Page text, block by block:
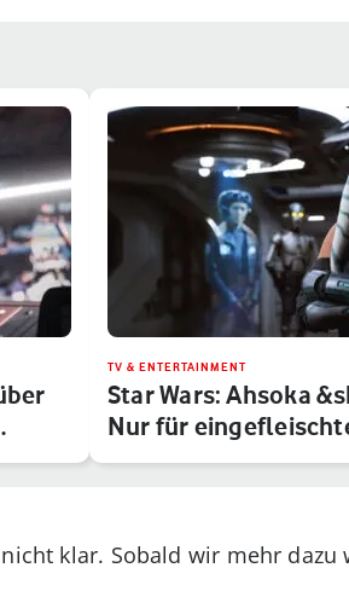
TV & ENTERTAINMENT
Star Wars: Ahsoka
Nur für
klar. Sobald wir mehr dazu